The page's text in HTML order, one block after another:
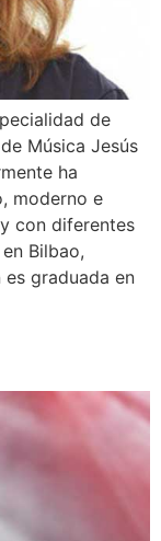
de
Música Jesús
ha
moderno e
con diferentes
Bilbao,
es graduada en